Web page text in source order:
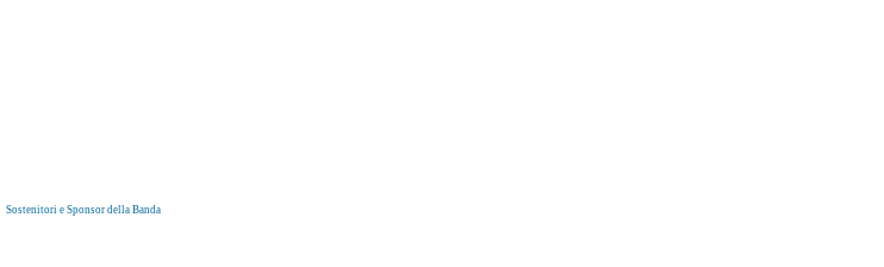
Sostenitori e Sponsor della Banda